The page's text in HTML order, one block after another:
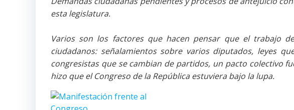
esta legislatura.
Varios son los factores que hacen pensar que el trabajo
ciudadanos: señalamientos sobre varios diputados, leyes
congresistas que se cambian de partidos, un pacto colectivo
hizo que el Congreso de la República estuviera bajo la lupa.